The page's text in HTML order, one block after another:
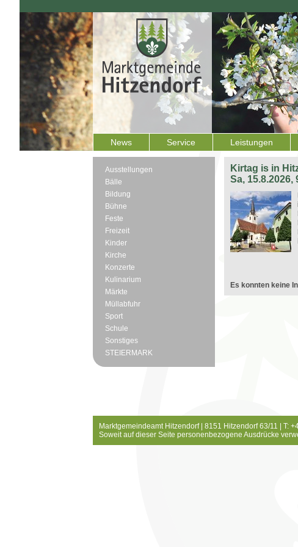
News Service Leistungen
Ausstellungen
Bälle
Bildung
Bühne
Feste
Freizeit
Kinder
Kirche
Konzerte
Kulinarium
Märkte
Müllabfuhr
Sport
Schule
Sonstiges
STEIERMARK
Kirtag is in
Sa, 15.8.2026,
Es konnten keine
Marktgemeindeamt Hitzendorf | 8151 Hitzendorf 63/11 | T:
Soweit auf dieser Seite personenbezogene Ausdrücke